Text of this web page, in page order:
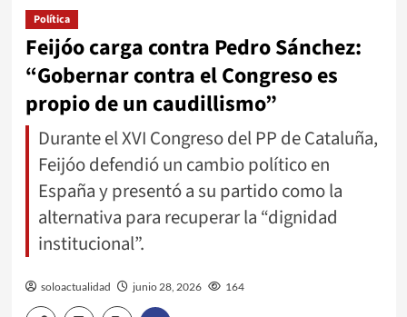
Política
Feijóo carga contra Pedro Sánchez:
“Gobernar contra el Congreso es
propio de un caudillismo”
Durante el XVI Congreso del PP de Cataluña,
Feijóo defendió un cambio político en
España y presentó a su partido como la
alternativa para recuperar la “dignidad
institucional”.
soloactualidad junio 28, 2026 164